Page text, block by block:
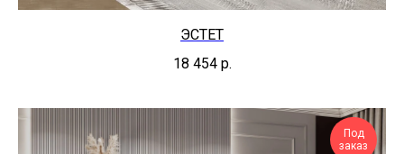
ЭСТЕТ
18 454 р.
Под
заказ